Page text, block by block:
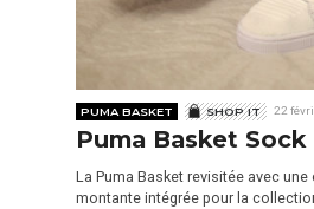
PUMA BASKET SHOP IT 22
Puma Basket
La Puma Basket revisitée avec
montante intégrée pour la